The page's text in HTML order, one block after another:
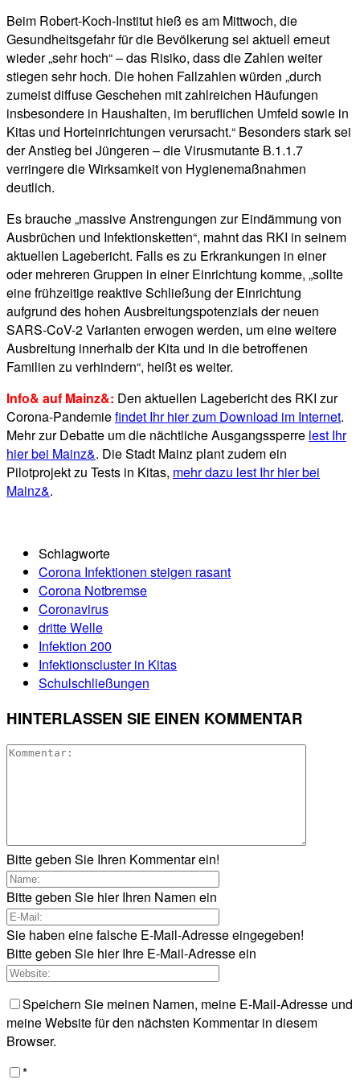
Beim Robert-Koch-Institut hieß es am Mittwoch, die
Gesundheitsgefahr für die Bevölkerung sei aktuell erneut
wieder „sehr hoch“ – das Risiko, dass die Zahlen weiter
stiegen sehr hoch. Die hohen Fallzahlen würden „durch
zumeist diffuse Geschehen mit zahlreichen Häufungen
insbesondere in Haushalten, im beruflichen Umfeld sowie in
Kitas und Horteinrichtungen verursacht.“ Besonders stark sei
der Anstieg bei Jüngeren – die Virusmutante B.1.1.7
verringere die Wirksamkeit von Hygienemaßnahmen
deutlich.
Es brauche „massive Anstrengungen zur Eindämmung von
Ausbrüchen und Infektionsketten“, mahnt das RKI in seinem
aktuellen Lagebericht. Falls es zu Erkrankungen in einer
oder mehreren Gruppen in einer Einrichtung komme, „sollte
eine frühzeitige reaktive Schließung der Einrichtung
aufgrund des hohen Ausbreitungspotenzials der neuen
SARS-CoV-2 Varianten erwogen werden, um eine weitere
Ausbreitung innerhalb der Kita und in die betroffenen
Familien zu verhindern“, heißt es weiter.
Info& auf Mainz&: Den aktuellen Lagebericht des RKI zur
Corona-Pandemiefindet Ihr hier zum Download im Internet.
Mehr zur Debatte um die nächtliche Ausgangssperre lest Ihr
hier bei Mainz&. Die Stadt Mainz plant zudem ein
Pilotprojekt zu Tests in Kitas, mehr dazu lest Ihr hier bei
Mainz&.
Schlagworte
Corona Infektionen steigen rasant
Corona Notbremse
Coronavirus
dritte Welle
Infektion 200
Infektionscluster in Kitas
Schulschließungen
HINTERLASSEN SIE EINEN KOMMENTAR
Bitte geben Sie Ihren Kommentar ein!
Bitte geben Sie hier Ihren Namen ein
Sie haben eine falsche E-Mail-Adresse eingegeben!
Bitte geben Sie hier Ihre E-Mail-Adresse ein
Speichern Sie meinen Namen, meine E-Mail-Adresse und
meine Website für den nächsten Kommentar in diesem
Browser.
*